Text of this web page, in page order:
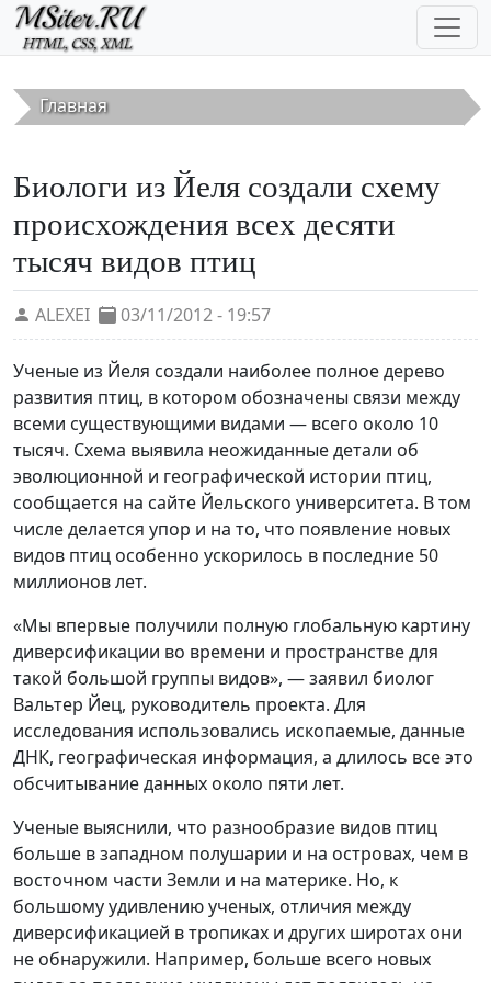
Перейти к основному содержанию
Главная
Биологи из Йеля создали схему
происхождения всех десяти
тысяч видов птиц
ALEXEI 03/11/2012 - 19:57
Ученые из Йеля создали наиболее полное дерево
развития птиц, в котором обозначены связи между
всеми существующими видами — всего около 10
тысяч. Схема выявила неожиданные детали об
эволюционной и географической истории птиц,
сообщается на сайте Йельского университета. В том
числе делается упор и на то, что появление новых
видов птиц особенно ускорилось в последние 50
миллионов лет.
«Мы впервые получили полную глобальную картину
диверсификации во времени и пространстве для
такой большой группы видов», — заявил биолог
Вальтер Йец, руководитель проекта. Для
исследования использовались ископаемые, данные
ДНК, географическая информация, а длилось все это
обсчитывание данных около пяти лет.
Ученые выяснили, что разнообразие видов птиц
больше в западном полушарии и на островах, чем в
восточном части Земли и на материке. Но, к
большому удивлению ученых, отличия между
диверсификацией в тропиках и других широтах они
не обнаружили. Например, больше всего новых